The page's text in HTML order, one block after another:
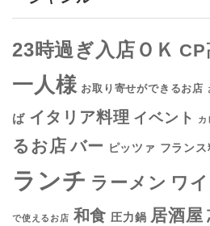
23時過ぎ入店ＯＫ CP
一人様 お取り寄せができるお店
ば イタリア料理 イベント カ
るお店 バー ピッツァ フランス
ランチ ラーメン ワ
で使えるお店 和食 圧力鍋 居酒屋